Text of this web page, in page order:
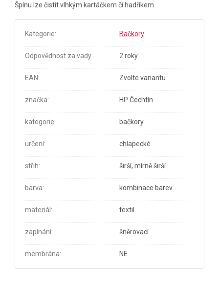
Špínu lze čistit vlhkým kartáčkem či hadříkem.
Kategorie: Bačkory
Odpovědnost za vady 2 roky
EAN: Zvolte variantu
značka: HP Čechtín
kategorie: bačkory
určení: chlapecké
střih: širší, mírně širší
barva: kombinace barev
materiál : textil
zapínání: šněrovací
membrána: NE